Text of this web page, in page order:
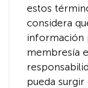
estos
considera
información
membresía
pueda